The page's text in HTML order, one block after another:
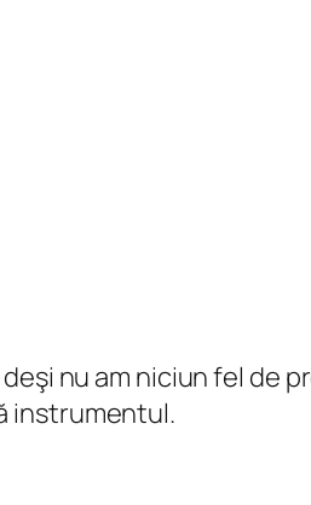
nu am niciun fel
instrumentul.